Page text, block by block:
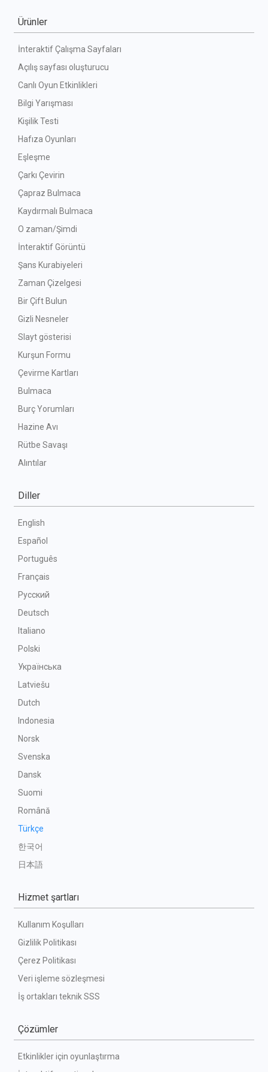
Ürünler
İnteraktif Çalışma Sayfaları
Açılış sayfası oluşturucu
Canlı Oyun Etkinlikleri
Bilgi Yarışması
Kişilik Testi
Hafıza Oyunları
Eşleşme
Çarkı Çevirin
Çapraz Bulmaca
Kaydırmalı Bulmaca
O zaman/Şimdi
İnteraktif Görüntü
Şans Kurabiyeleri
Zaman Çizelgesi
Bir Çift Bulun
Gizli Nesneler
Slayt gösterisi
Kurşun Formu
Çevirme Kartları
Bulmaca
Burç Yorumları
Hazine Avı
Rütbe Savaşı
Alıntılar
Diller
English
Español
Português
Français
Русский
Deutsch
Italiano
Polski
Українська
Latviešu
Dutch
Indonesia
Norsk
Svenska
Dansk
Suomi
Română
Türkçe
한국어
日本語
Hizmet şartları
Kullanım Koşulları
Gizlilik Politikası
Çerez Politikası
Veri işleme sözleşmesi
İş ortakları teknik SSS
Çözümler
Etkinlikler için oyunlaştırma